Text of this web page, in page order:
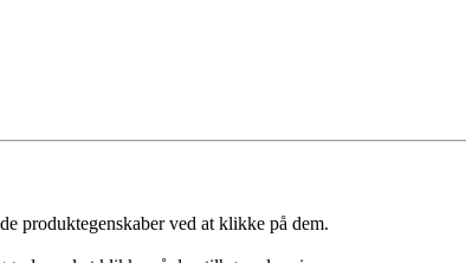
produktegenskaber ved at klikke på dem.